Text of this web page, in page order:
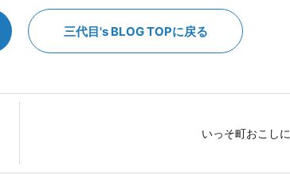
三代目's BLOG TOPに戻る
いっそ町おこしに